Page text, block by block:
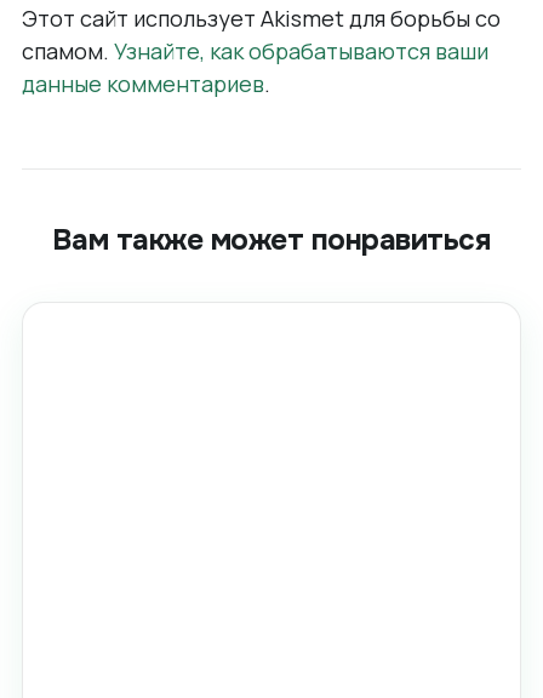
Этот сайт использует Akismet для борьбы со
спамом. Узнайте, как обрабатываются ваши
данные комментариев.
Вам также может понравиться